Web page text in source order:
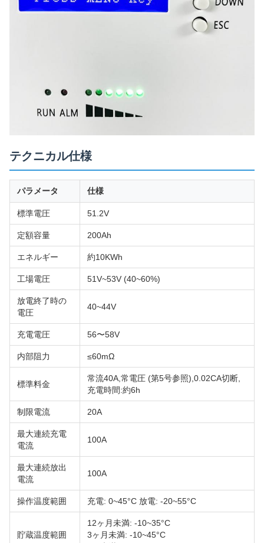
テクニカル仕様
パラメータ 仕様
標準電圧 51.2V
定額容量 200Ah
エネルギー 約10KWh
工場電圧 51V~53V (40~60%)
放電終了時の
電圧
40~44V
充電電圧 56〜58V
内部阻力 ≤60mΩ
標準料金
常流40A,常電圧 (第5号参照),0.02CA切断,
充電時間:約6h
制限電流 20A
最大連続充電
電流
100A
最大連続放出
電流
100A
操作温度範囲 充電: 0~45°C 放電: -20~55°C
貯蔵温度範囲
12ヶ月未満: -10~35°C
3ヶ月未満: -10~45°C